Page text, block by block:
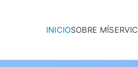
INICIOSOBRE MÍ